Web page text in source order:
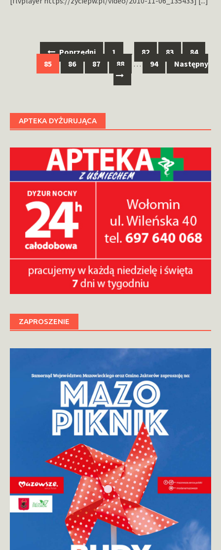
Nawigacja
wpisach
Poprzedni 1 … 82 83
84
85
86 87 88 … 94 Następny
APTEKA DYŻURUJĄCA
ZAPROSZENIE